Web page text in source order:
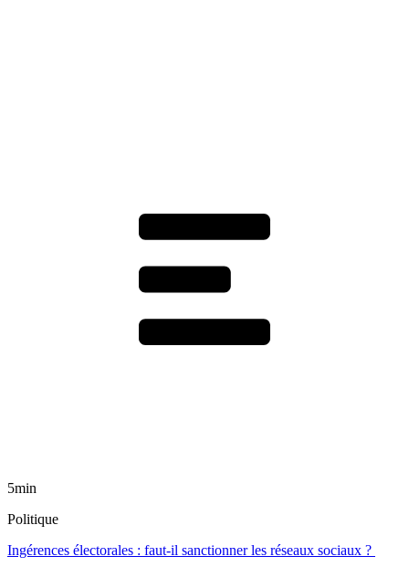
5min
Politique
Ingérences électorales : faut-il sanctionner les réseaux sociaux ?